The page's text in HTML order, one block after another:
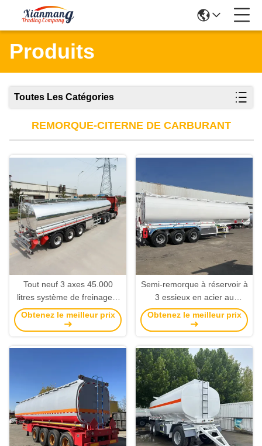
Produits
Toutes Les Catégories
REMORQUE-CITERNE DE CARBURANT
Tout neuf 3 axes 45.000
litres système de freinage à
double freinage à air de
ligne
Obtenez le meilleur prix
Semi-remorque à réservoir à
3 essieux en acier au
carbone d'une capacité de
45 000 litres et de 5 cabines
Obtenez le meilleur prix